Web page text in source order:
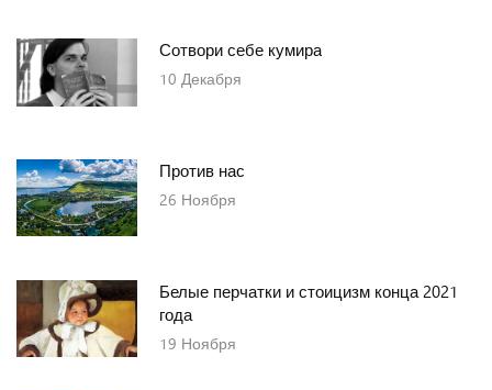
Сотвори себе кумира
10 Декабря
Против нас
26 Ноября
Белые перчатки и стоицизм конца 2021
года
19 Ноября